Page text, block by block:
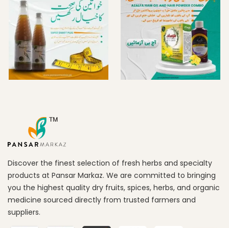
Discover the finest selection of fresh herbs and specialty
products at Pansar Markaz. We are committed to bringing
you the highest quality dry fruits, spices, herbs, and organic
medicine sourced directly from trusted farmers and
suppliers.